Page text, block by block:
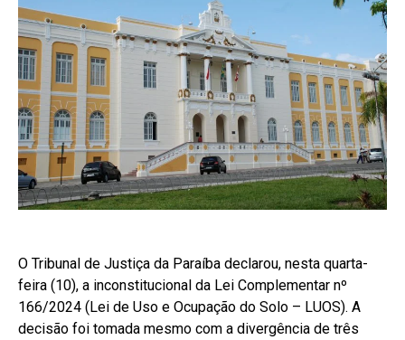
O Tribunal de Justiça da Paraíba declarou, nesta quarta-
feira (10), a inconstitucional da Lei Complementar nº
166/2024 (Lei de Uso e Ocupação do Solo – LUOS). A
decisão foi tomada mesmo com a divergência de três